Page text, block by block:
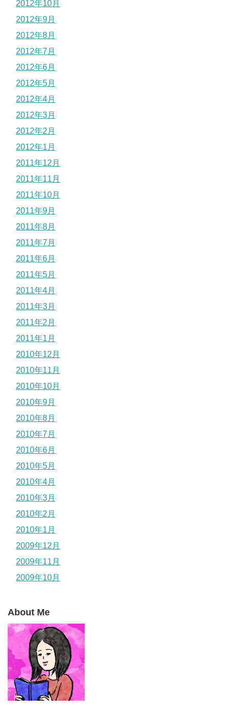
2012年10月
2012年9月
2012年8月
2012年7月
2012年6月
2012年5月
2012年4月
2012年3月
2012年2月
2012年1月
2011年12月
2011年11月
2011年10月
2011年9月
2011年8月
2011年7月
2011年6月
2011年5月
2011年4月
2011年3月
2011年2月
2011年1月
2010年12月
2010年11月
2010年10月
2010年9月
2010年8月
2010年7月
2010年6月
2010年5月
2010年4月
2010年3月
2010年2月
2010年1月
2009年12月
2009年11月
2009年10月
About Me